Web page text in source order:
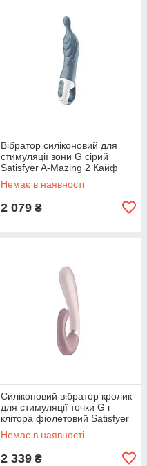
Вібратор силіконовий для
стимуляції зони G сірий
Satisfyer A-Mazing 2 Кайф
Немає в наявності
2 079 ₴
Силіконовий вібратор кролик
для стимуляції точки G і
клітора фіолетовий Satisfyer
Heat Wave Кайф
Немає в наявності
2 339 ₴